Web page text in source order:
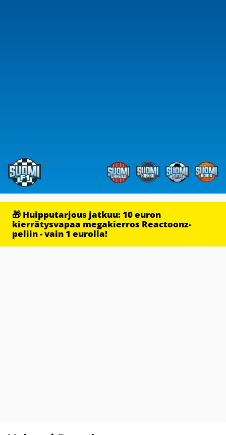
🎁 Huipputarjous jatkuu: 10 euron
kierrätysvapaa megakierros Reactoonz-
peliin - vain 1 eurolla!